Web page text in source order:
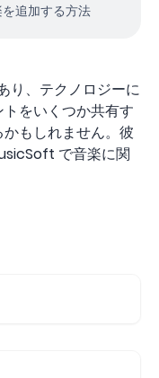
追加する方法
り、テクノロジーに
をいくつか共有す
もしれません。彼
で音楽に関